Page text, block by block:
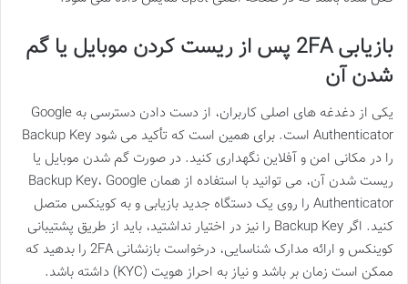
بازیابی 2FA پس از ریست کردن موبایل یا گم
شدن آن
یکی از دغدغه های اصلی کاربران، از دست دادن دسترسی به Google
Authenticator است. برای همین است که تأکید می شود Backup Key
را در مکانی امن و آفلاین نگهداری کنید. در صورت گم شدن موبایل یا
ریست شدن آن، می توانید با استفاده از همان Backup Key، Google
Authenticator را روی یک دستگاه جدید بازیابی و به کوینکس متصل
کنید. اگر Backup Key را نیز در اختیار نداشتید، باید از طریق پشتیبانی
کوینکس و ارائه مدارک شناسایی، درخواست بازنشانی 2FA را بدهید که
ممکن است زمان بر باشد و نیاز به احراز هویت (KYC) داشته باشد.